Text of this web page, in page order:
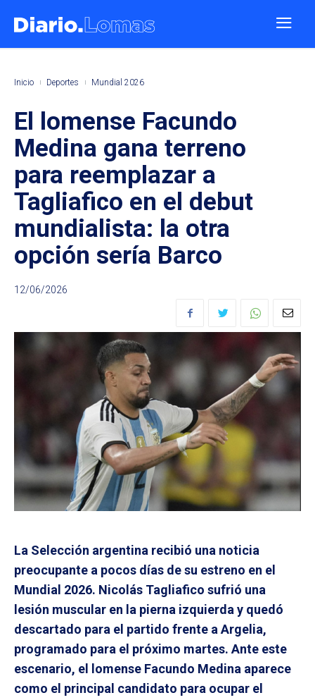
Inicio Deportes Mundial 2026
El lomense Facundo
Medina gana terreno
para reemplazar a
Tagliafico en el debut
mundialista: la otra
opción sería Barco
12/06/2026
La Selección argentina recibió una noticia
preocupante a pocos días de su estreno en el
Mundial 2026. Nicolás Tagliafico sufrió una
lesión muscular en la pierna izquierda y quedó
descartado para el partido frente a Argelia,
programado para el próximo martes. Ante este
escenario, el lomense Facundo Medina aparece
como el principal candidato para ocupar el